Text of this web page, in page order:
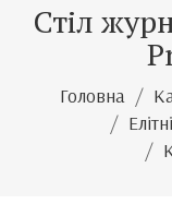
Стіл
Головна